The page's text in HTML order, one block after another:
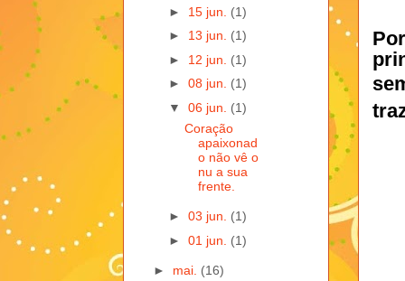
► 15 jun. (1)
► 13 jun. (1)
► 12 jun. (1)
► 08 jun. (1)
▼ 06 jun. (1)
Coração
apaixonad
o não vê o
nu a sua
frente.
► 03 jun. (1)
► 01 jun. (1)
► mai. (16)